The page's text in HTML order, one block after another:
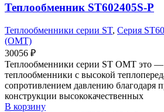
Теплообменник ST602405S-P
Теплообменники серии ST, Серия ST60
(OMT)
30056 ₽
Теплообменники серии ST OMT это
теплообменники с высокой
сопротивлением давлению благодаря
конструкции высококачественных
В корзину